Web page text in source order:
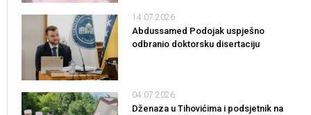
14.07.2026
Abdussamed Podojak uspješno
odbranio doktorsku disertaciju
04.07.2026
Dženaza u Tihovićima i podsjetnik na